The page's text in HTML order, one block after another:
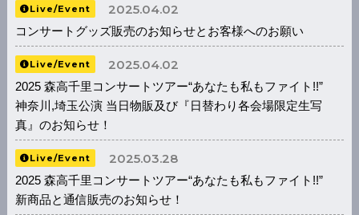
Live/Event 2025.04.02
コンサートグッズ販売のお知らせとお客様へのお願い
Live/Event 2025.04.02
2025 森高千里コンサートツアー“あなたも私もファイト!!”
神奈川,埼玉公演 当日物販及び『日替わり各会場限定生写
真』のお知らせ！
Live/Event 2025.03.28
2025 森高千里コンサートツアー“あなたも私もファイト!!”
新商品と通信販売のお知らせ！